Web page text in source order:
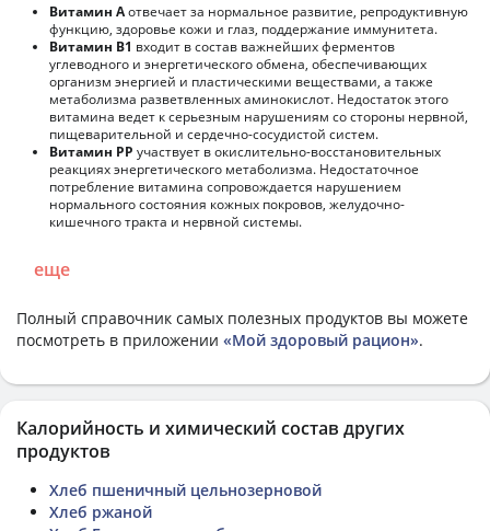
Витамин Аотвечает за нормальное развитие, репродуктивную
функцию, здоровье кожи и глаз, поддержание иммунитета.
Витамин В1 входит в состав важнейших ферментов
углеводного и энергетического обмена, обеспечивающих
организм энергией и пластическими веществами, а также
метаболизма разветвленных аминокислот. Недостаток этого
витамина ведет к серьезным нарушениям со стороны нервной,
пищеварительной и сердечно-сосудистой систем.
Витамин РР участвует в окислительно-восстановительных
реакциях энергетического метаболизма. Недостаточное
потребление витамина сопровождается нарушением
нормального состояния кожных покровов, желудочно-
кишечного тракта и нервной системы.
еще
Полный справочник самых полезных продуктов вы можете
посмотреть в приложении «Мой здоровый рацион».
Калорийность и химический состав других
продуктов
Хлеб пшеничный цельнозерновой
Хлеб ржаной